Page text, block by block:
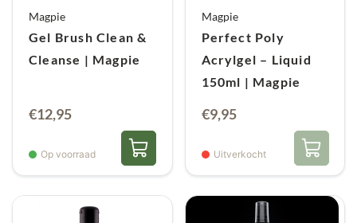
Magpie
Gel Brush Clean &
Cleanse | Magpie
€12,95
Op voorraad
Magpie
Perfect Poly
Acrylgel – Liquid
150ml | Magpie
€9,95
Uitverkocht